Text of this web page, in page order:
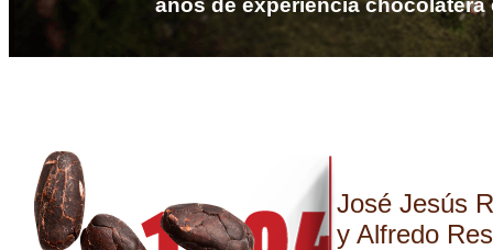
años de experiencia chocolatera
José Jesús
y Alfredo